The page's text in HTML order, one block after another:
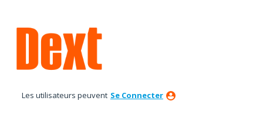
au
contenu
Les utilisateurs peuvent Se Connecter